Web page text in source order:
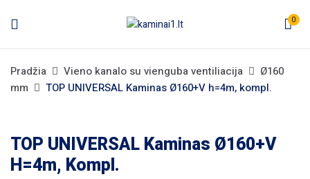
0
Pradžia Vieno kanalo su vienguba ventiliacija
Ø160
mm
TOP UNIVERSAL Kaminas Ø160+V h=4m, kompl.
TOP UNIVERSAL Kaminas Ø160+V
H=4m, Kompl.